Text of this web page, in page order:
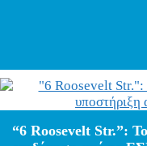
“6 Roosevelt Str.”: